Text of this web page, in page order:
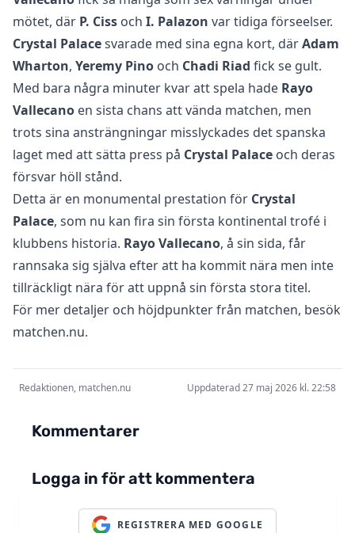
mötet, där P. Ciss och I. Palazon var tidiga förseelser.
Crystal Palacesvarade med sina egna kort, därAdam
Wharton, Yeremy Pino och Chadi Riad fick se gult.
Med bara några minuter kvar att spela hade Rayo
Vallecano en sista chans att vända matchen, men
trots sina ansträngningar misslyckades det spanska
laget med att sätta press på Crystal Palace och deras
försvar höll stånd.
Detta är en monumental prestation för Crystal
Palace, som nu kan fira sin första kontinental trofé i
klubbens historia. Rayo Vallecano, å sin sida, får
rannsaka sig själva efter att ha kommit nära men inte
tillräckligt nära för att uppnå sin första stora titel.
För mer detaljer och höjdpunkter från matchen, besök
matchen.nu.
Redaktionen, matchen.nu Uppdaterad 27 maj 2026 kl. 22:58
Kommentarer
Logga in för att kommentera
REGISTRERA MED GOOGLE